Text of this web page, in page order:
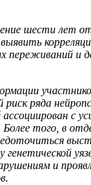
шести лет
переживаний и
ряда
с
того, в
и